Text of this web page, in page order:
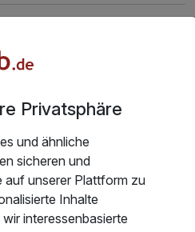
Hotels
den Hotels Diva Spa
Privatsphäre
und ähnliche
sicheren und
auf unserer Plattform zu
Inhalte
interessenbasierte